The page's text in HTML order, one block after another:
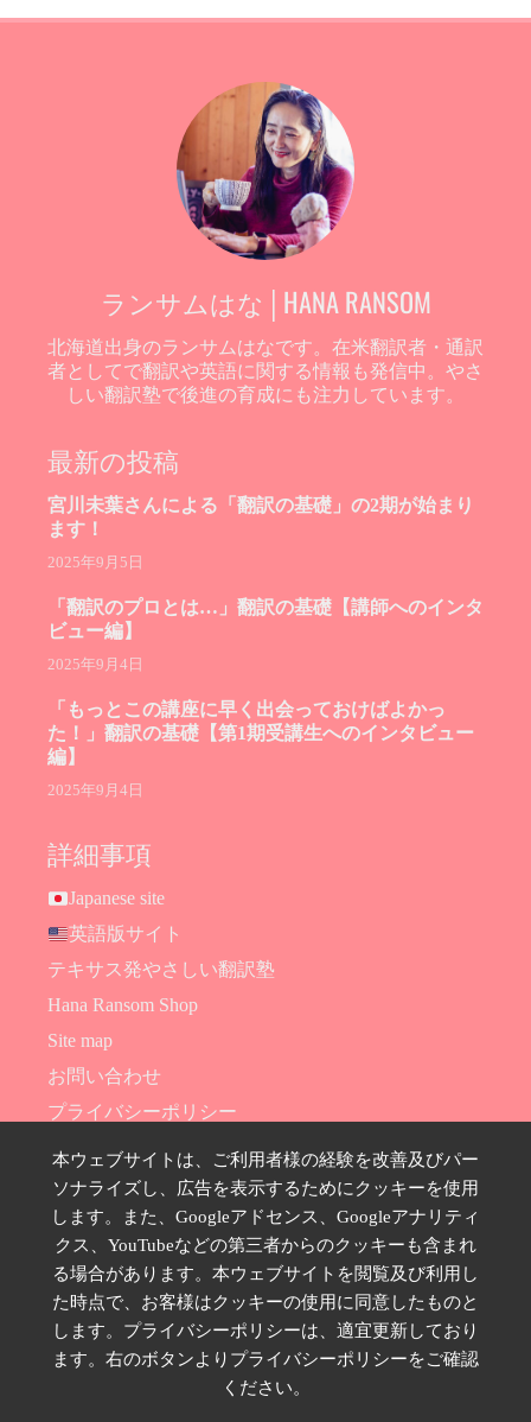
ランサムはな│HANA RANSOM
北海道出身のランサムはなです。在米翻訳者・通訳
者としてで翻訳や英語に関する情報も発信中。やさ
しい翻訳塾で後進の育成にも注力しています。
最新の投稿
宮川未葉さんによる「翻訳の基礎」の2期が始まり
ます！
2025年9月5日
「翻訳のプロとは…」翻訳の基礎【講師へのインタ
ビュー編】
2025年9月4日
「もっとこの講座に早く出会っておけばよかっ
た！」翻訳の基礎【第1期受講生へのインタビュー
編】
2025年9月4日
詳細事項
Japanese site
英語版サイト
テキサス発やさしい翻訳塾
Hana Ransom Shop
Site map
お問い合わせ
プライバシーポリシー
特定商取引法に基づく表示
SNSのフォローはこちら
本ウェブサイトは、ご利用者様の経験を改善及びパー
ソナライズし、広告を表示するためにクッキーを使用
します。また、Googleアドセンス、Googleアナリティ
クス、YouTubeなどの第三者からのクッキーも含まれ
る場合があります。本ウェブサイトを閲覧及び利用し
た時点で、お客様はクッキーの使用に同意したものと
します。プライバシーポリシーは、適宜更新しており
ます。右のボタンよりプライバシーポリシーをご確認
ください。